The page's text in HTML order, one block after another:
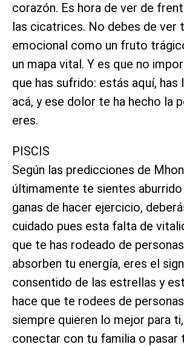
corazón. Es hora de ver de
las cicatrices. No debes de ver
emocional como un fruto
un mapa vital. Y es que no
que has sufrido: estás aquí, has
acá, y ese dolor te ha hecho la
eres.
PISCIS
Según las predicciones de
últimamente te sientes
ganas de hacer ejercicio,
cuidado pues esta falta de
que te has rodeado de
absorben tu energía, eres el
consentido de las estrellas y
hace que te rodees de
siempre quieren lo mejor para
conectar con tu familia o pasar